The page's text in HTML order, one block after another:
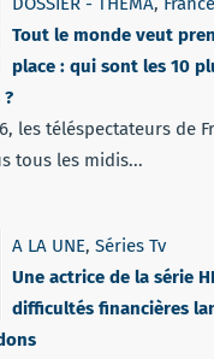
Tout le monde veut
place : qui sont les 10
les téléspectateurs de
tous les midis...
A LA UNE, Séries Tv
Une actrice de la série
difficultés financières